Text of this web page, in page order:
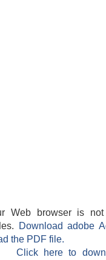
Web browser is
Download adobe
the PDF file.
Click here to